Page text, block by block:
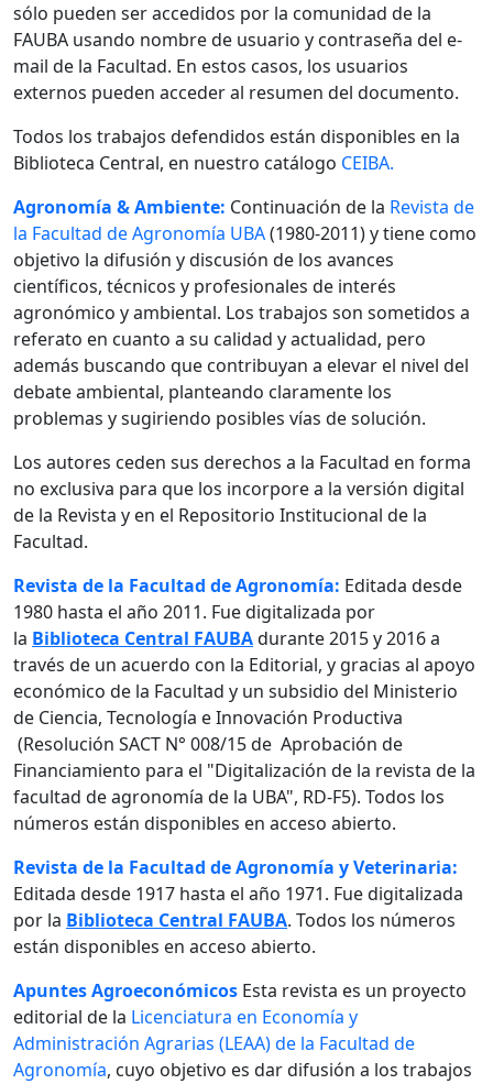
sólo pueden ser accedidos por la comunidad de la
FAUBA usando nombre de usuario y contraseña del e-
mail de la Facultad. En estos casos, los usuarios
externos pueden acceder al resumen del documento.
Todos los trabajos defendidos están disponibles en la
Biblioteca Central, en nuestro catálogo CEIBA.
Agronomía & Ambiente: Continuación de la Revista de
la Facultad de Agronomía UBA(1980-2011) y tiene como
objetivo la difusión y discusión de los avances
científicos, técnicos y profesionales de interés
agronómico y ambiental. Los trabajos son sometidos a
referato en cuanto a su calidad y actualidad, pero
además buscando que contribuyan a elevar el nivel del
debate ambiental, planteando claramente los
problemas y sugiriendo posibles vías de solución.
Los autores ceden sus derechos a la Facultad en forma
no exclusiva para que los incorpore a la versión digital
de la Revista y en el Repositorio Institucional de la
Facultad.
Revista de la Facultad de Agronomía: Editada desde
1980 hasta el año 2011. Fue digitalizada por
la Biblioteca Central FAUBAdurante 2015 y 2016 a
través de un acuerdo con la Editorial, y gracias al apoyo
económico de la Facultad y un subsidio del Ministerio
de Ciencia, Tecnología e Innovación Productiva
(Resolución SACT N° 008/15 de Aprobación de
Financiamiento para el "Digitalización de la revista de la
facultad de agronomía de la UBA", RD-F5). Todos los
números están disponibles en acceso abierto.
Revista de la Facultad de Agronomía y Veterinaria:
Editada desde 1917 hasta el año 1971. Fue digitalizada
por la Biblioteca Central FAUBA. Todos los números
están disponibles en acceso abierto.
Apuntes Agroeconómicos Esta revista es un proyecto
editorial de la Licenciatura en Economía y
Administración Agrarias (LEAA) de la Facultad de
Agronomía, cuyo objetivo es dar difusión a los trabajos